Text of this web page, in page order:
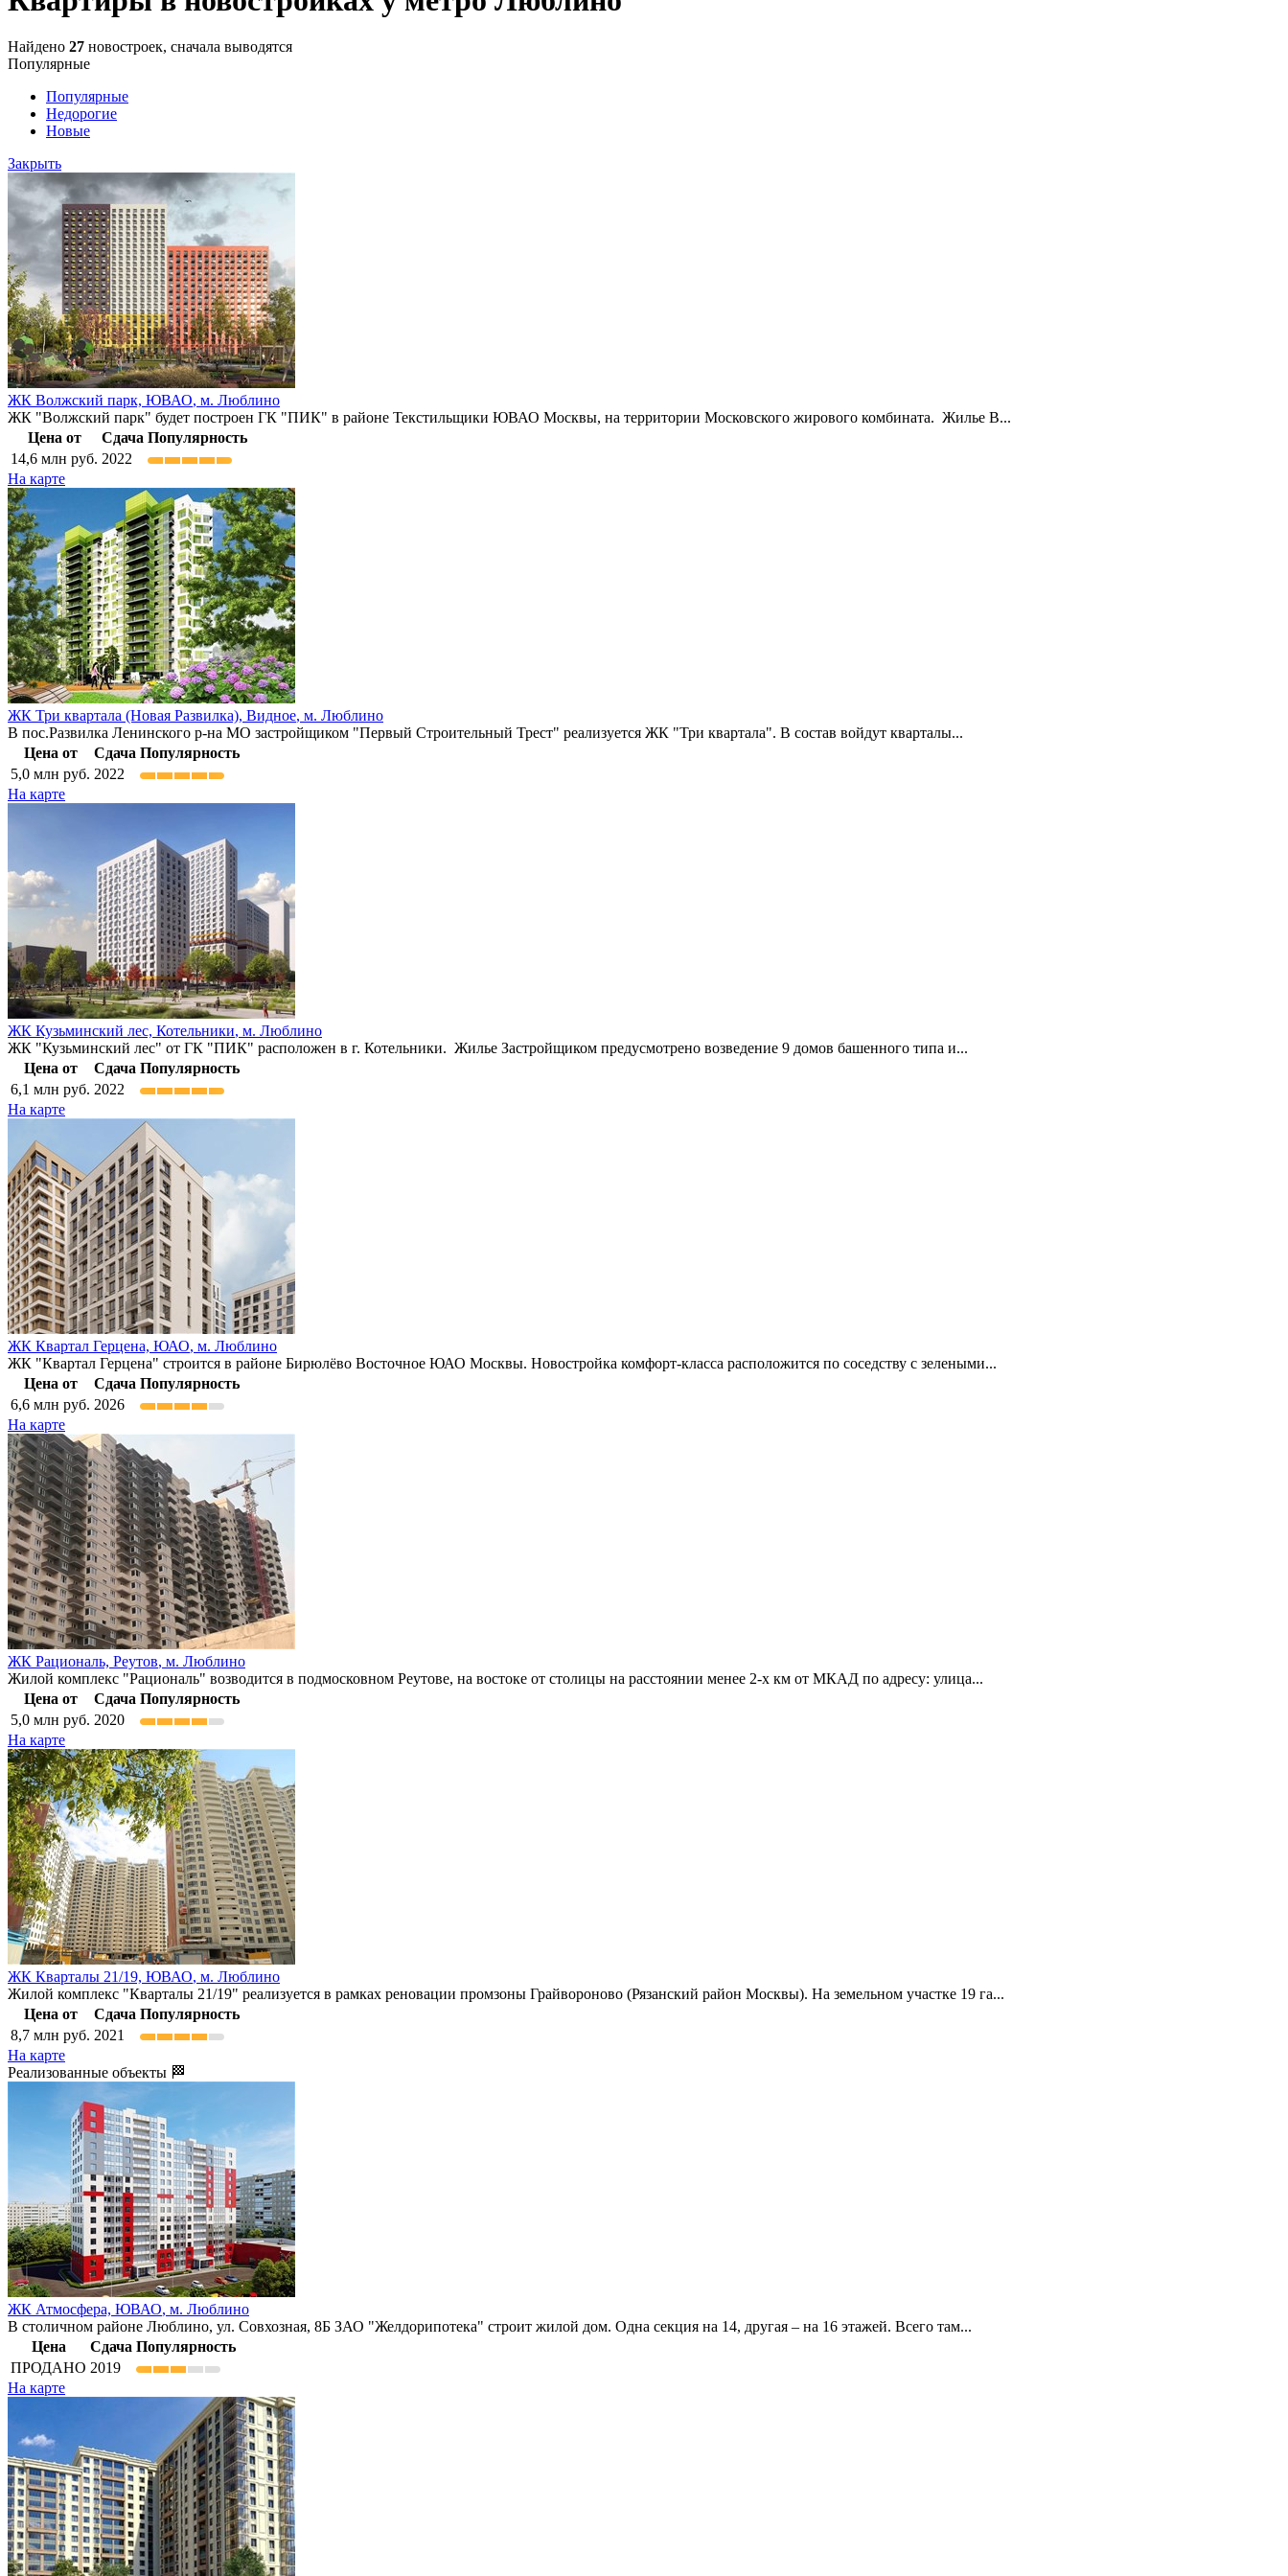
Найдено 27 новостроек, сначала выводятся
Популярные
Популярные
Недорогие
Новые
Закрыть
ЖК Волжский парк, ЮВАО, м. Люблино
ЖК "Волжский парк" будет построен ГК "ПИК" в районе Текстильщики ЮВАО Москвы, на территории Московского жирового комбината. Жилье В...
Цена от
Сдача Популярность
14,6 млн руб. 2022
На карте
ЖК Три квартала (Новая Развилка), Видное, м. Люблино
В пос.Развилка Ленинского р-на МО застройщиком "Первый Строительный Трест" реализуется ЖК "Три квартала". В состав войдут кварталы...
Цена от
Сдача Популярность
5,0 млн руб. 2022
На карте
ЖК Кузьминский лес, Котельники, м. Люблино
ЖК "Кузьминский лес" от ГК "ПИК" расположен в г. Котельники. Жилье Застройщиком предусмотрено возведение 9 домов башенного типа и...
Цена от
Сдача Популярность
6,1 млн руб. 2022
На карте
ЖК Квартал Герцена, ЮАО, м. Люблино
ЖК "Квартал Герцена" строится в районе Бирюлёво Восточное ЮАО Москвы. Новостройка комфорт-класса расположится по соседству с зелеными...
Цена от
Сдача Популярность
6,6 млн руб. 2026
На карте
ЖК Рациональ, Реутов, м. Люблино
Жилой комплекс "Рациональ" возводится в подмосковном Реутове, на востоке от столицы на расстоянии менее 2-х км от МКАД по адресу: улица...
Цена от
Сдача Популярность
5,0 млн руб. 2020
На карте
ЖК Кварталы 21/19, ЮВАО, м. Люблино
Жилой комплекс "Кварталы 21/19" реализуется в рамках реновации промзоны Грайвороново (Рязанский район Москвы). На земельном участке 19 га...
Цена от
Сдача Популярность
8,7 млн руб. 2021
На карте
Реализованные объекты 🏁
ЖК Атмосфера, ЮВАО, м. Люблино
В столичном районе Люблино, ул. Совхозная, 8Б ЗАО "Желдорипотека" строит жилой дом. Одна секция на 14, другая – на 16 этажей. Всего там...
Цена
Сдача Популярность
ПРОДАНО 2019
На карте